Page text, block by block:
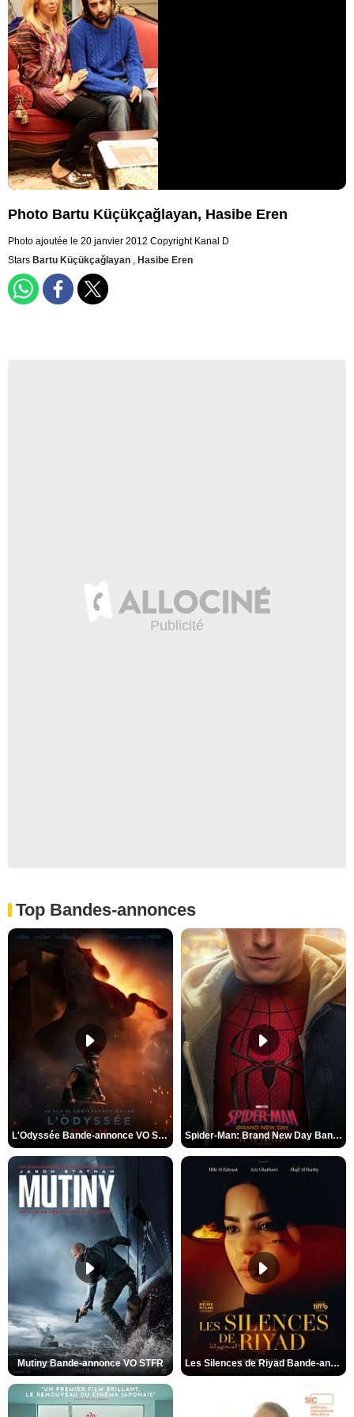
Photo Bartu Küçükçağlayan, Hasibe Eren
Photo ajoutée le 20 janvier 2012 Copyright Kanal D
Stars Bartu Küçükçağlayan , Hasibe Eren
Top Bandes-annonces
L'Odyssée Bande-annonce VO STFR Spider-Man: Brand New Day Bande-annonce VO STFR
Mutiny Bande-annonce VO STFR Les Silences de Riyad Bande-annonce VO STFR